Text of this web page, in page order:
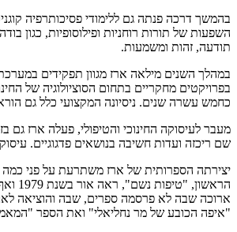
בהמשך דרכה פנתה גם ללימודי פסיכותרפיה
השפעות של תורות רוחניות ופילוסופיות, כגון
תודעה, זהות ומשמעות.
במהלך השנים מילאה ארז מגוון תפקידים
בפרויקטים מחקריים בתחום הסוציולוגיה של
כחמש עשרה שנים. ניסיונה המקצועי כלל גם
מעבר לעיסוקה החינוכי והטיפולי, פעלה ארז גם
שם ריכזה ועדות חשיבה בנושאים פדגוגיים.
יצירתה הספרותית של ארז משתרעת על פני כמה
"איפה הכובע של מר נחליאלי" ואת הספר